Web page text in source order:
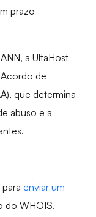
prazo
a UltaHost
de
que determina
abuso e a
enviar um
do WHOIS.